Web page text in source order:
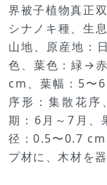
界被子植物真正
シナノキ種、生
山地、原産地：
色、葉色：緑→
cm、葉幅：5〜
序形：集散花序
期：6月～7月、
径：0.5〜0.7 cm
プ材に、木材を